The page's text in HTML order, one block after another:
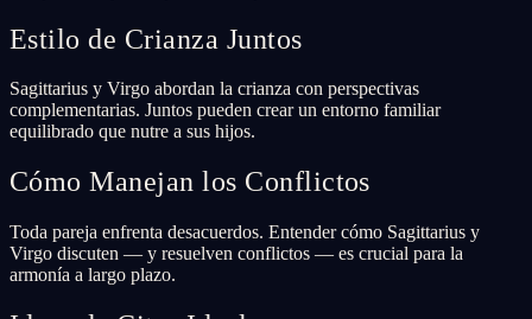
Estilo de Crianza Juntos
Sagittarius y Virgo abordan la crianza con perspectivas
complementarias. Juntos pueden crear un entorno familiar
equilibrado que nutre a sus hijos.
Cómo Manejan los Conflictos
Toda pareja enfrenta desacuerdos. Entender cómo Sagittarius y
Virgo discuten — y resuelven conflictos — es crucial para la
armonía a largo plazo.